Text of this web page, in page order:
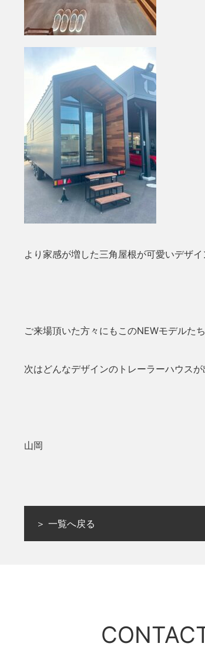
より家感が増した三角屋根が可愛いデザイ
ご来場頂いた方々にもこのNEWモデルた
次はどんなデザインのトレーラーハウス
山岡
＞ 一覧へ戻る